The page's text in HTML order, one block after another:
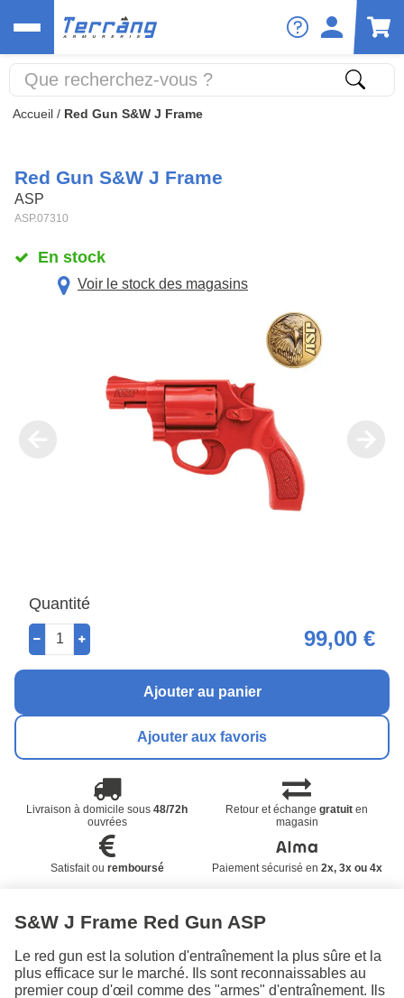
Accueil / Red Gun S&W J Frame
Red Gun S&W J Frame
ASP
ASP.07310
En stock
Voir le stock des magasins
Quantité
99,00 €
Ajouter au panier
Ajouter aux favoris
Livraison à domicile sous48/72h
ouvrées
Retour et échangegratuit en
magasin
Satisfait ou remboursé Paiement sécurisé en 2x, 3x ou 4x
S&W J Frame Red Gun ASP
Le red gun est la solution d'entraînement la plus sûre et la
plus efficace sur le marché. Ils sont reconnaissables au
premier coup d'œil comme des "armes" d'entraînement. Ils